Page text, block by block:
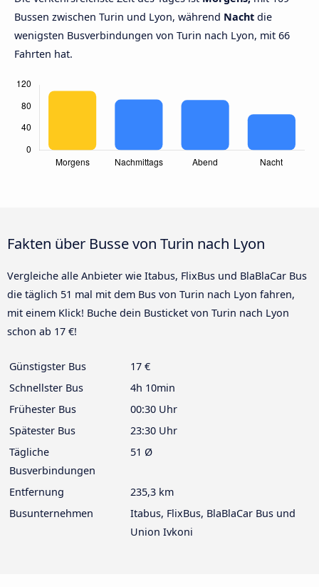
Bussen zwischen Turin und Lyon, während Nacht die
wenigsten Busverbindungen von Turin nach Lyon, mit 66
Fahrten hat.
Fakten über Busse von Turin nach Lyon
Vergleiche alle Anbieter wie Itabus, FlixBus und BlaBlaCar Bus
die täglich 51 mal mit dem Bus von Turin nach Lyon fahren,
mit einem Klick! Buche dein Busticket von Turin nach Lyon
schon ab 17 €!
Günstigster Bus
17 €
Schnellster Bus
4h 10min
Frühester Bus
00:30 Uhr
Spätester Bus
23:30 Uhr
Tägliche
Busverbindungen
51 Ø
Entfernung
235,3 km
Busunternehmen
Itabus, FlixBus, BlaBlaCar Bus und
Union Ivkoni